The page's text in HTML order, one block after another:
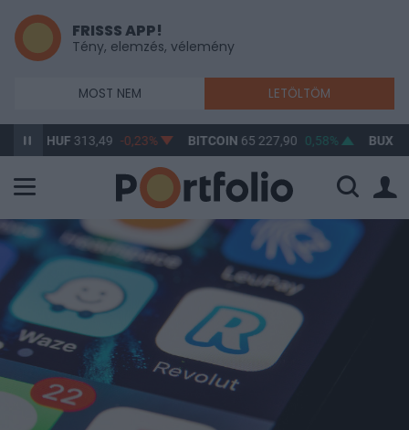
FRISSS APP!
Tény, elemzés, vélemény
MOST NEM LETÖLTÖM
313,49 -0,23% BITCOIN65 227,90 0,58% BUX148